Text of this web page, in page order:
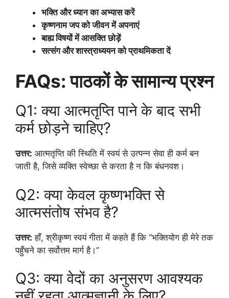
भक्ति और ध्यान का अभ्यास करें
कृष्णनाम जप को जीवन में अपनाएं
बाह्य विषयों में आसक्ति छोड़ें
सत्संग और शास्त्राध्ययन को प्राथमिकता दें
FAQs: पाठकों के सामान्य प्रश्न
Q1: क्या आत्मतृप्ति पाने के बाद सभी
कर्म छोड़ने चाहिए?
उत्तर: आत्मतृप्ति की स्थिति में स्वयं से उत्पन्न सेवा ही कर्म बन
जाती है, जिसे व्यक्ति स्वेच्छा से करता है न कि बंधनवश।
Q2: क्या केवल कृष्णभक्ति से
आत्मसंतोष संभव है?
उत्तर: हाँ, श्रीकृष्ण स्वयं गीता में कहते हैं कि “भक्तियोग ही मेरे तक
पहुँचने का सर्वोत्तम मार्ग है।”
Q3: क्या वेदों का अनुसरण आवश्यक